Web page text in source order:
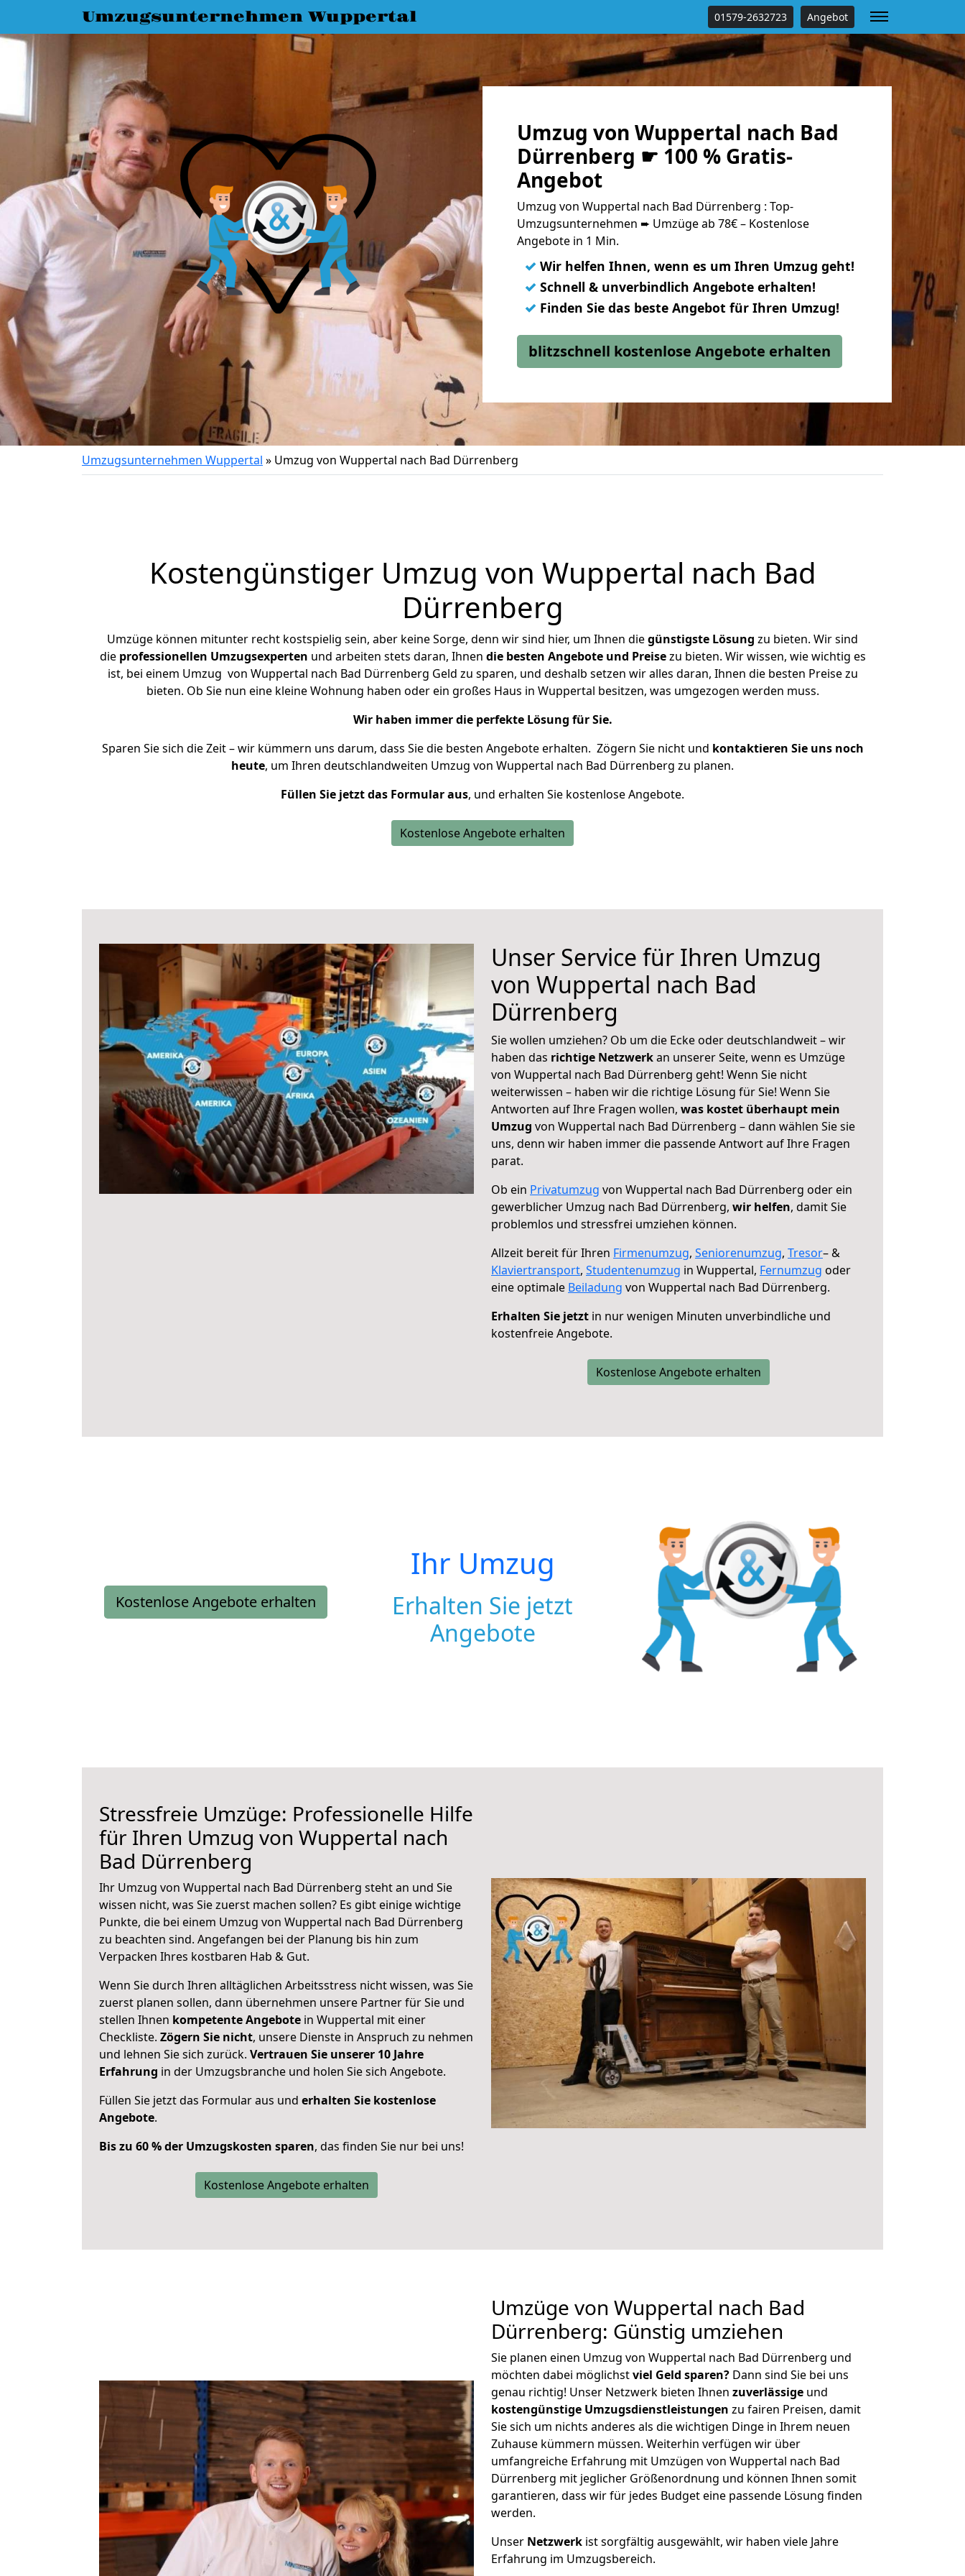
Umzugsunternehmen Wuppertal 01579-2632723 Angebot
Umzug von Wuppertal nach Bad
Dürrenberg ☛ 100 % Gratis-
Angebot
Umzug von Wuppertal nach Bad Dürrenberg : Top-
Umzugsunternehmen ➨ Umzüge ab 78€ – Kostenlose
Angebote in 1 Min.
✓ Wir helfen Ihnen, wenn es um Ihren Umzug geht!
✓ Schnell & unverbindlich Angebote erhalten!
✓ Finden Sie das beste Angebot für Ihren Umzug!
blitzschnell kostenlose Angebote erhalten
Umzugsunternehmen Wuppertal » Umzug von Wuppertal nach Bad Dürrenberg
Kostengünstiger Umzug von Wuppertal nach Bad
Dürrenberg
Umzüge können mitunter recht kostspielig sein, aber keine Sorge, denn wir sind hier, um Ihnen diegünstigste Lösung zu bieten. Wir sind
die professionellen Umzugsexperten und arbeiten stets daran, Ihnen die besten Angebote und Preisezu bieten. Wir wissen, wie wichtig es
ist, bei einem Umzug von Wuppertal nach Bad Dürrenberg Geld zu sparen, und deshalb setzen wir alles daran, Ihnen die besten Preise zu
bieten. Ob Sie nun eine kleine Wohnung haben oder ein großes Haus in Wuppertal besitzen, was umgezogen werden muss.
Wir haben immer die perfekte Lösung für Sie.
Sparen Sie sich die Zeit – wir kümmern uns darum, dass Sie die besten Angebote erhalten. Zögern Sie nicht und kontaktieren Sie uns noch
heute, um Ihren deutschlandweiten Umzug von Wuppertal nach Bad Dürrenberg zu planen.
Füllen Sie jetzt das Formular aus, und erhalten Sie kostenlose Angebote.
Kostenlose Angebote erhalten
Unser Service für Ihren Umzug
von Wuppertal nach Bad
Dürrenberg
Sie wollen umziehen? Ob um die Ecke oder deutschlandweit – wir
haben das richtige Netzwerkan unserer Seite, wenn es Umzüge
von Wuppertal nach Bad Dürrenberg geht! Wenn Sie nicht
weiterwissen – haben wir die richtige Lösung für Sie! Wenn Sie
Antworten auf Ihre Fragen wollen, was kostet überhaupt mein
Umzug von Wuppertal nach Bad Dürrenberg – dann wählen Sie sie
uns, denn wir haben immer die passende Antwort auf Ihre Fragen
parat.
Ob ein Privatumzug von Wuppertal nach Bad Dürrenberg oder ein
gewerblicher Umzug nach Bad Dürrenberg, wir helfen, damit Sie
problemlos und stressfrei umziehen können.
Allzeit bereit für Ihren Firmenumzug, Seniorenumzug, Tresor– &
Klaviertransport, Studentenumzug in Wuppertal, Fernumzug oder
eine optimale Beiladung von Wuppertal nach Bad Dürrenberg.
Erhalten Sie jetzt in nur wenigen Minuten unverbindliche und
kostenfreie Angebote.
Kostenlose Angebote erhalten
Kostenlose Angebote erhalten
Ihr Umzug
Erhalten Sie jetzt
Angebote
Stressfreie Umzüge: Professionelle Hilfe
für Ihren Umzug von Wuppertal nach
Bad Dürrenberg
Ihr Umzug von Wuppertal nach Bad Dürrenberg steht an und Sie
wissen nicht, was Sie zuerst machen sollen? Es gibt einige wichtige
Punkte, die bei einem Umzug von Wuppertal nach Bad Dürrenberg
zu beachten sind. Angefangen bei der Planung bis hin zum
Verpacken Ihres kostbaren Hab & Gut.
Wenn Sie durch Ihren alltäglichen Arbeitsstress nicht wissen, was Sie
zuerst planen sollen, dann übernehmen unsere Partner für Sie und
stellen Ihnen kompetente Angebote in Wuppertal mit einer
Checkliste. Zögern Sie nicht, unsere Dienste in Anspruch zu nehmen
und lehnen Sie sich zurück. Vertrauen Sie unserer 10 Jahre
Erfahrung in der Umzugsbranche und holen Sie sich Angebote.
Füllen Sie jetzt das Formular aus und erhalten Sie kostenlose
Angebote.
Bis zu 60 % der Umzugskosten sparen, das finden Sie nur bei uns!
Kostenlose Angebote erhalten
Umzüge von Wuppertal nach Bad
Dürrenberg: Günstig umziehen
Sie planen einen Umzug von Wuppertal nach Bad Dürrenberg und
möchten dabei möglichstviel Geld sparen? Dann sind Sie bei uns
genau richtig! Unser Netzwerk bieten Ihnen zuverlässige und
kostengünstige Umzugsdienstleistungen zu fairen Preisen, damit
Sie sich um nichts anderes als die wichtigen Dinge in Ihrem neuen
Zuhause kümmern müssen. Weiterhin verfügen wir über
umfangreiche Erfahrung mit Umzügen von Wuppertal nach Bad
Dürrenberg mit jeglicher Größenordnung und können Ihnen somit
garantieren, dass wir für jedes Budget eine passende Lösung finden
werden.
Unser Netzwerk ist sorgfältig ausgewählt, wir haben viele Jahre
Erfahrung im Umzugsbereich.